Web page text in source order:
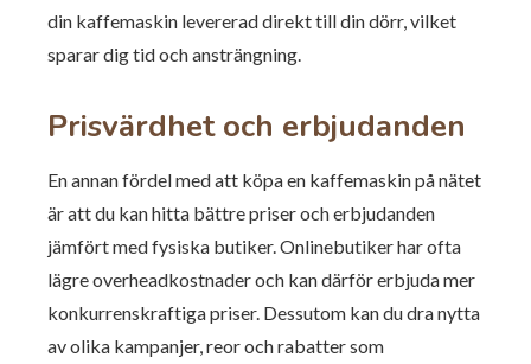
din kaffemaskin levererad direkt till din dörr, vilket
sparar dig tid och ansträngning.
Prisvärdhet och erbjudanden
En annan fördel med att köpa en kaffemaskin på nätet
är att du kan hitta bättre priser och erbjudanden
jämfört med fysiska butiker. Onlinebutiker har ofta
lägre overheadkostnader och kan därför erbjuda mer
konkurrenskraftiga priser. Dessutom kan du dra nytta
av olika kampanjer, reor och rabatter som